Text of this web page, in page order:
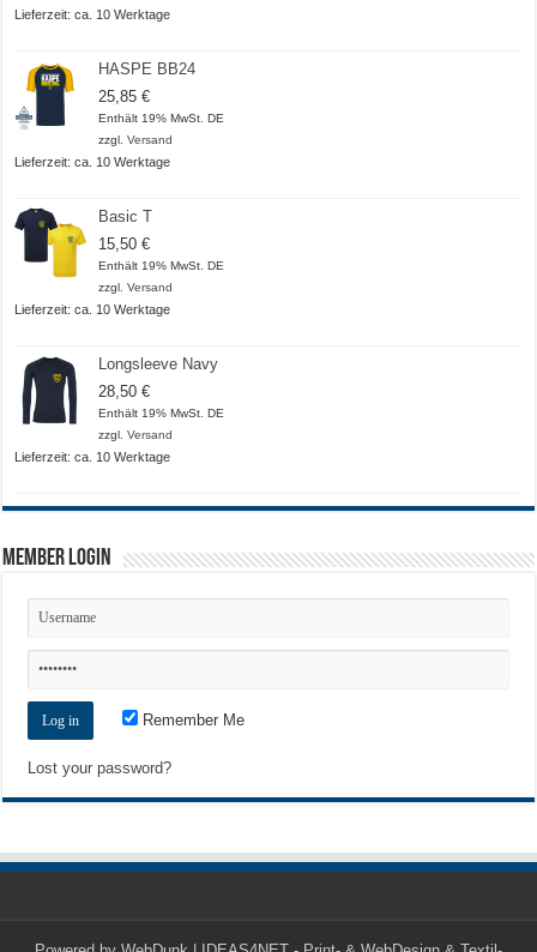
Lieferzeit: ca. 10 Werktage
HASPE BB24
25,85€
Enthält 19% MwSt. DE
zzgl.Versand
Lieferzeit: ca. 10 Werktage
Basic T
15,50€
Enthält 19% MwSt. DE
zzgl.Versand
Lieferzeit: ca. 10 Werktage
Longsleeve Navy
28,50€
Enthält 19% MwSt. DE
zzgl.Versand
Lieferzeit: ca. 10 Werktage
Member Login
Remember Me
Lost your password?